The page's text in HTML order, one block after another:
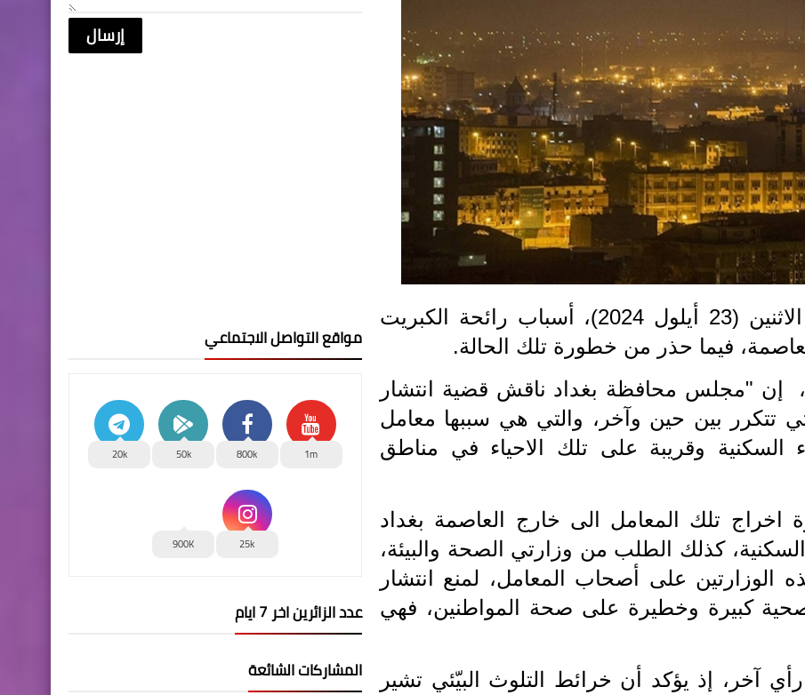
كشف مجلس محافظة بغداد، اليوم الاثنين (23 أيلول 2024)، أسباب رائحة الكبريت
فيما حذر من خطورة تلك الحالة.
إن "مجلس محافظة بغداد ناقش قضية انتشار
تتكرر بين حين وآخر، والتي هي سببها معامل
السكنية وقريبة على تلك الاحياء في مناطق
تلك المعامل الى خارج العاصمة بغداد
كذلك الطلب من وزارتي الصحة والبيئة،
الوزارتين على أصحاب المعامل، لمنع انتشار
صحية كبيرة وخطيرة على صحة المواطنين، فهي
آخر، إذ يؤكد أن خرائط التلوث البيّئي تشير
مواقع التواصل الاجتماعي
1m
800k
50k
20k
25k
900K
عدد الزائرين اخر 7 ايام
المشاركات الشائعة